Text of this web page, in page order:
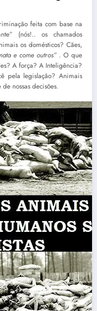
feita com base na
(nós!.. os chamados
os domésticos? Cães,
e come outros”. O que
A força? A Inteligência?
pela legislaçâo? Animais
nossas decisões.